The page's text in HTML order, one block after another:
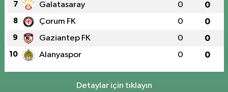
7 Galatasaray 0 0
8 Çorum FK 0 0
9 Gaziantep FK 0 0
10 Alanyaspor 0 0
Detaylar için tıklayın